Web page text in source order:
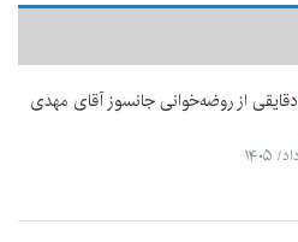
دقایقی از روضه‌خوانی جانسوز آقای مهدی